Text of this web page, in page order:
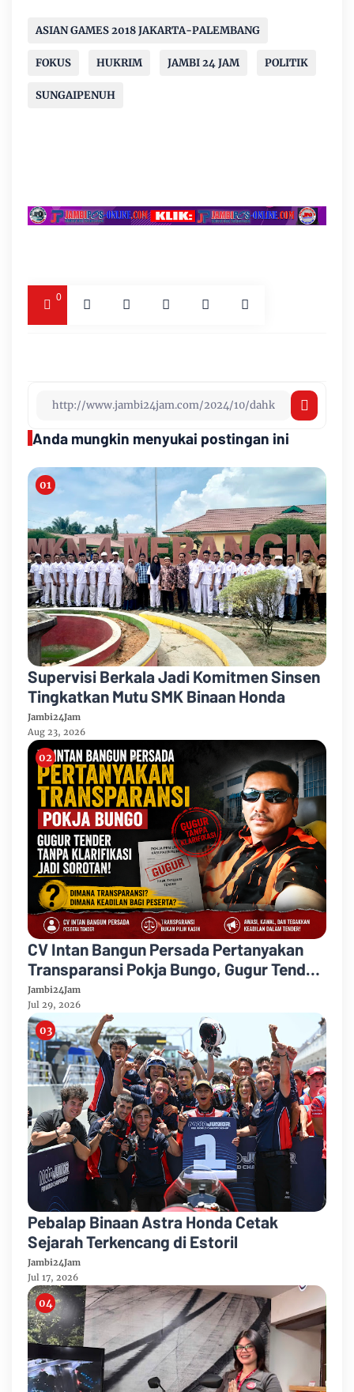
ASIAN GAMES 2018 JAKARTA-PALEMBANG
FOKUS HUKRIM JAMBI 24 JAM POLITIK
SUNGAIPENUH
0
Anda mungkin menyukai postingan ini
Supervisi Berkala Jadi Komitmen Sinsen
Tingkatkan Mutu SMK Binaan Honda
Jambi24Jam
Aug 23, 2026
CV Intan Bangun Persada Pertanyakan
Transparansi Pokja Bungo, Gugur Tender
Tanpa Klarifikasi Jadi Sorotan
Jambi24Jam
Jul 29, 2026
Pebalap Binaan Astra Honda Cetak
Sejarah Terkencang di Estoril
Jambi24Jam
Jul 17, 2026